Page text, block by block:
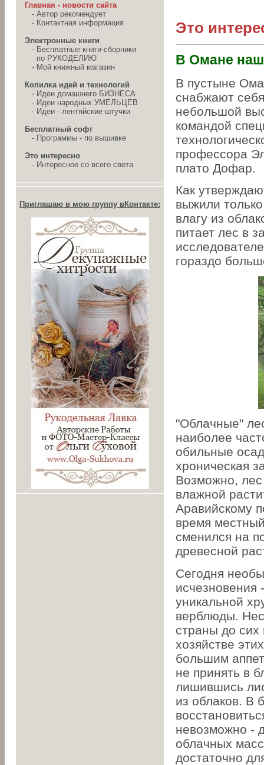
Главная - новости сайта
- Автор рекомендует
- Контактная информация
Электронные книги
- Бесплатные книги-сборники
по РУКОДЕЛИЮ
- Мой книжный магазин
Копилка идей и технологий
- Идеи домашнего БИЗНЕСА
- Идеи народных УМЕЛЬЦЕВ
- Идеи - лентяйские штучки
Бесплатный софт
- Программы - по вышивке
Это интересно
- Интересное со всего света
Приглашаю в мою группу вКонтакте:
Это
В Омане
В пустыне
снабжают
небольшой
командой
профессора
плато Дофар.
Как
выжили
влагу из
питает лес в
гораздо
"Облачные"
наиболее
обильные
хроническая
Возможно, лес
влажной
Аравийскому
время
сменился на
древесной
Сегодня
исчезновения
уникальной
верблюды.
страны до сих
хозяйстве
большим
не принять в
лишившись
из облаков. В
невозможно -
облачных
достаточно